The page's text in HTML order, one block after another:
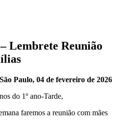
Lembrete Reunião
São Paulo, 04 de fevereiro de 2026
do 1º ano-Tarde,
faremos a reunião com mães